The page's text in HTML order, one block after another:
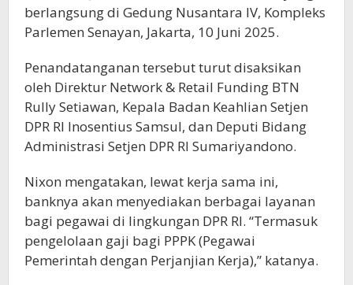
berlangsung di Gedung Nusantara IV, Kompleks
Parlemen Senayan, Jakarta, 10 Juni 2025.
Penandatanganan tersebut turut disaksikan
oleh Direktur Network & Retail Funding BTN
Rully Setiawan, Kepala Badan Keahlian Setjen
DPR RI Inosentius Samsul, dan Deputi Bidang
Administrasi Setjen DPR RI Sumariyandono.
Nixon mengatakan, lewat kerja sama ini,
banknya akan menyediakan berbagai layanan
bagi pegawai di lingkungan DPR RI. “Termasuk
pengelolaan gaji bagi PPPK (Pegawai
Pemerintah dengan Perjanjian Kerja),” katanya.